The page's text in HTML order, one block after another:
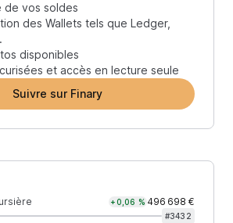
de vos soldes
des Wallets tels que Ledger,
disponibles
et accès en lecture seule
Suivre sur Finary
+0,06 % 496 698 €
#3432